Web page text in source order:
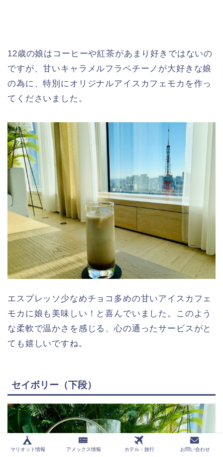
12歳の娘はコーヒーや紅茶があまり好きではないの
ですが、甘いキャラメルフラペチーノが大好きな娘
の為に、特別にオリジナルアイスカフェモカを作っ
てくださいました。
エスプレッソ少なめチョコ多めの甘いアイスカフェ
モカに娘も美味しい！と喜んでいました。このよう
な柔軟で温かさを感じる、心の通ったサービスがと
ても嬉しいですね。
セイボリー（下段）
マリオット情報 アメックス情報 ホテル・旅行 お問い合わせ